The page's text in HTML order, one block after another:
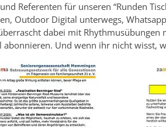
Referenten für unseren “Runden
Outdoor Digital unterwegs,
dabei mit
Und wenn ihr nicht wisst,